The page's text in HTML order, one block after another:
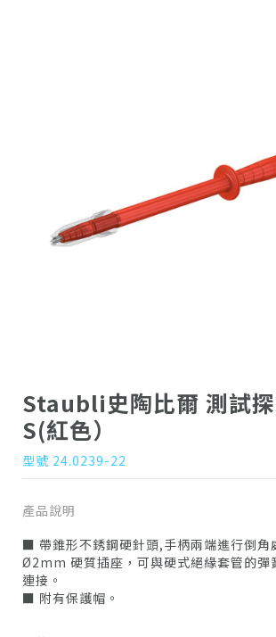
Staubli史陶比爾 測試
S(紅色）
型號 24.0239-22
產品說明
■ 帶錐形不銹鋼硬針頭,手柄兩端進行倒角
Ø2mm 硬質插座，可與硬式絕緣套管的
連接。
■ 附有保護帽。